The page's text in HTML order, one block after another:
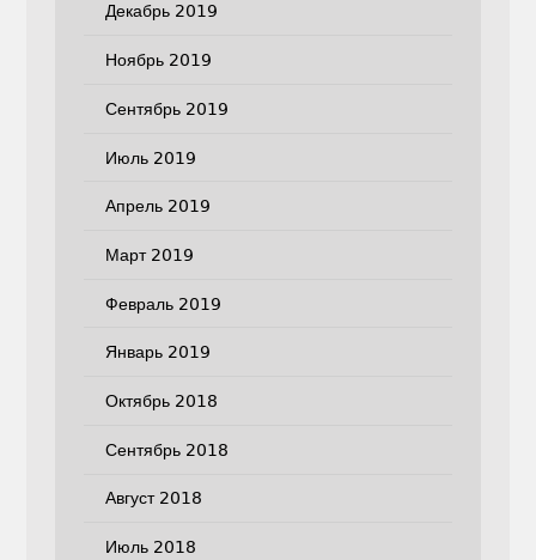
Декабрь 2019
Ноябрь 2019
Сентябрь 2019
Июль 2019
Апрель 2019
Март 2019
Февраль 2019
Январь 2019
Октябрь 2018
Сентябрь 2018
Август 2018
Июль 2018